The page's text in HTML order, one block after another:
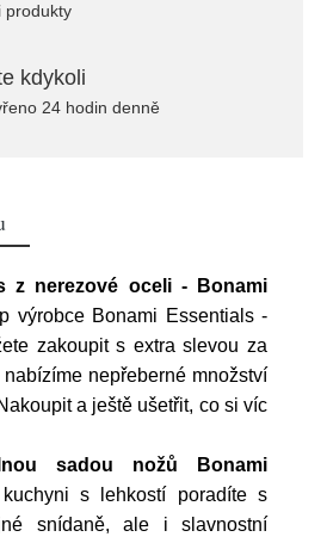
produkty
kdykoli
24 hodin denně
z nerezové oceli - Bonami
výrobce Bonami Essentials-
zakoupit s extra slevou za
nepřeberné množství
a ještě ušetřit, co si víc
sadou nožů Bonami
s lehkostí poradíte s
snídaně, ale i slavnostní